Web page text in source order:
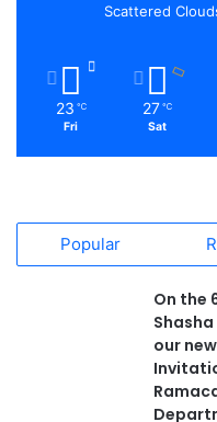
Scattered
23 ℃
Fri
27 ℃
Sat
Popular
On the
our